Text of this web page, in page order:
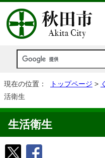
現在の位置： トップページ >
活衛生
生活衛生